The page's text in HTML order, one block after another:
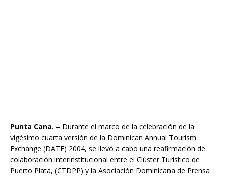
Punta Cana. – Durante el marco de la celebración de la
vigésimo cuarta versión de la Dominican Annual Tourism
Exchange (DATE) 2004, se llevó a cabo una reafirmación de
colaboración interinstitucional entre el Clúster Turístico de
Puerto Plata, (CTDPP) y la Asociación Dominicana de Prensa